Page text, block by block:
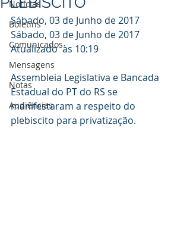
Notícias
Boletins
Comunicados
Mensagens
Notas
Audiências
Sábado, 03 de Junho de 2017
Sábado, 03 de Junho de 2017
Atualizado  às 10:19
Assembleia Legislativa e Bancada
Estadual do PT do RS se
manifestaram a respeito do
plebiscito para privatização.